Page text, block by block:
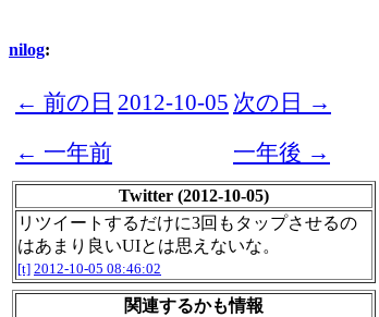
nilog:
← 前の日 2012-10-05 次の日 →
← 一年前
一年後 →
Twitter (2012-10-05)
リツイートするだけに3回もタップさせるの
はあまり良いUIとは思えないな。
[t] 2012-10-05 08:46:02
関連するかも情報